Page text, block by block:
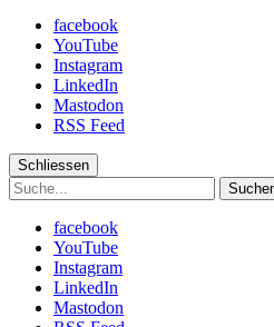
facebook
YouTube
Instagram
LinkedIn
Mastodon
RSS Feed
Schliessen
Suche
facebook
YouTube
Instagram
LinkedIn
Mastodon